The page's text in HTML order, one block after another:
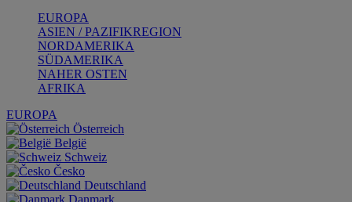
EUROPA
ASIEN / PAZIFIKREGION
NORDAMERIKA
SÜDAMERIKA
NAHER OSTEN
AFRIKA
EUROPA
Österreich
België
Schweiz
Česko
Deutschland
Danmark